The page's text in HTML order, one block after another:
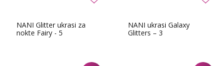
NANI Glitter ukrasi za
nokte Fairy - 5
NANI ukrasi Galaxy
Glitters – 3